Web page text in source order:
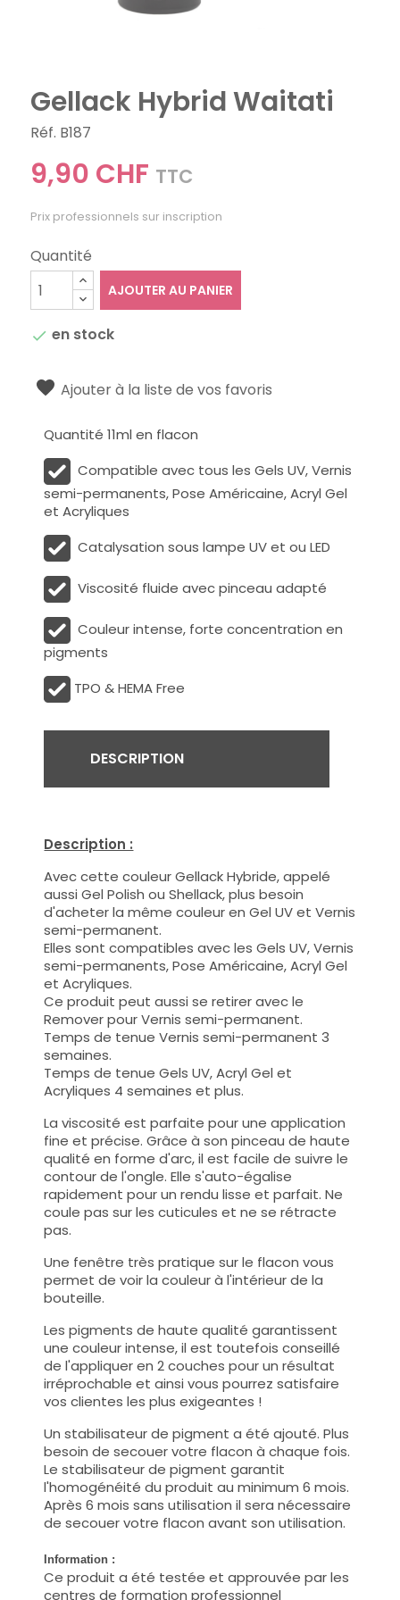
Gellack Hybrid Waitati
Réf. B187
9,90 CHF TTC
Prix professionnels sur inscription
Quantité
AJOUTER AU PANIER
 en stock
Ajouter à la liste de vos favoris
Quantité 11ml en flacon
Compatible avec tous les Gels UV, Vernis
semi-permanents, Pose Américaine, Acryl Gel
et Acryliques
Catalysation sous lampe UV et ou LED
Viscosité fluide avec pinceau adapté
Couleur intense, forte concentration en
pigments
TPO & HEMA Free
DESCRIPTION
Description :
Avec cette couleur Gellack Hybride, appelé
aussi Gel Polish ou Shellack, plus besoin
d'acheter la même couleur en Gel UV et Vernis
semi-permanent.
Elles sont compatibles avec les Gels UV, Vernis
semi-permanents, Pose Américaine, Acryl Gel
et Acryliques.
Ce produit peut aussi se retirer avec le
Remover pour Vernis semi-permanent.
Temps de tenue Vernis semi-permanent 3
semaines.
Temps de tenue Gels UV, Acryl Gel et
Acryliques 4 semaines et plus.
La viscosité est parfaite pour une application
fine et précise. Grâce à son pinceau de haute
qualité en forme d'arc, il est facile de suivre le
contour de l'ongle. Elle s'auto-égalise
rapidement pour un rendu lisse et parfait. Ne
coule pas sur les cuticules et ne se rétracte
pas.
Une fenêtre très pratique sur le flacon vous
permet de voir la couleur à l'intérieur de la
bouteille.
Les pigments de haute qualité garantissent
une couleur intense, il est toutefois conseillé
de l'appliquer en 2 couches pour un résultat
irréprochable et ainsi vous pourrez satisfaire
vos clientes les plus exigeantes !
Un stabilisateur de pigment a été ajouté. Plus
besoin de secouer votre flacon à chaque fois.
Le stabilisateur de pigment garantit
l'homogénéité du produit au minimum 6 mois.
Après 6 mois sans utilisation il sera nécessaire
de secouer votre flacon avant son utilisation.
Information :
Ce produit a été testée et approuvée par les
centres de formation professionnel